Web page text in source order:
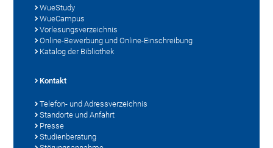
WueStudy
WueCampus
Vorlesungsverzeichnis
Online-Bewerbung und Online-Einschreibung
Katalog der Bibliothek
Kontakt
Telefon- und Adressverzeichnis
Standorte und Anfahrt
Presse
Studienberatung